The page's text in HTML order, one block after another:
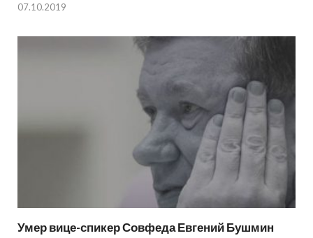
07.10.2019
Умер вице-спикер Совфеда Евгений Бушмин